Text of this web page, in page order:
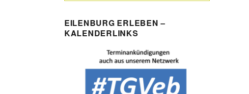
EILENBURG ERLEBEN –
KALENDERLINKS